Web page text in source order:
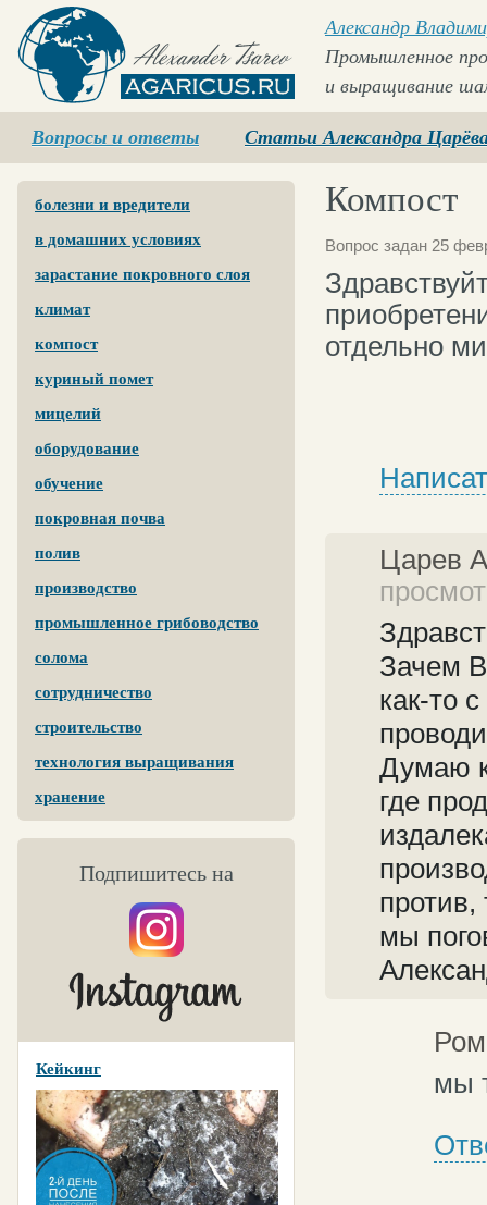
Agaricus.ru
Александр
Промышленное
и выращивание
Вопросы и ответы Статьи Александра
болезни и вредители
в домашних условиях
зарастание покровного слоя
климат
компост
куриный помет
мицелий
оборудование
обучение
покровная почва
полив
производство
промышленное грибоводство
солома
сотрудничество
строительство
технология выращивания
хранение
Подпишитесь на
Кейкинг
Компост
Вопрос задан 25
отдельно
Царев
Зачем
как-то
Думаю
где
мы
мы